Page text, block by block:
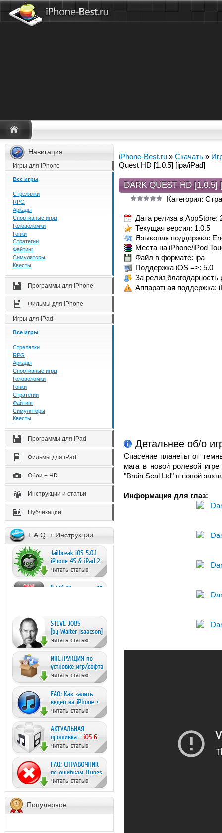
Навигация
Игры для iPhone
Все игры
Стрелялки
RPG
Аркады
Спортивные игры
Головоломки
Гонки
Стратегии
Файтинг
Симуляторы
Квесты
Программы для iPhone
Фильмы для iPhone
Игры для iPad
Все игры
Стрелялки
RPG
Аркады
Спортивные игры
Головоломки
Гонки
Стратегии
Файтинг
Симуляторы
Квесты
Программы для iPad
Фильмы для iPad
Обои + HD
Инструкции и статьи
Публикации
F.A.Q. + Инструкции
Популярное
iPhone-Best.ru » Скачать »
Quest HD [1.0.5] [ipa/iPad]
DARK QUEST HD [1.0.5]
Категория:
Дата релиза в AppStore:
Текущая версия: 1.0.5
Языковая поддержка:
Места на iPhone/iPod
Файл в формате: ipa
Поддержка iOS =>: 5.0
За релиз благодарность
Аппаратная поддержка:
Детальнее об/о
Спасение планеты от
мага в новой ролевой
"Brain Seal Ltd" в новой
Информация для глаз: